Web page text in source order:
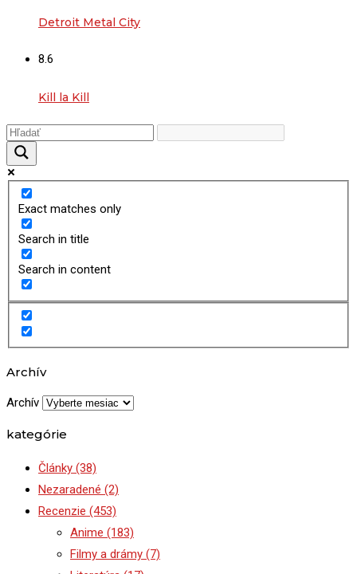
Detroit Metal City
8.6
Kill la Kill
Exact matches only
Search in title
Search in content
Archív
Archív
kategórie
Články (38)
Nezaradené (2)
Recenzie (453)
Anime (183)
Filmy a drámy (7)